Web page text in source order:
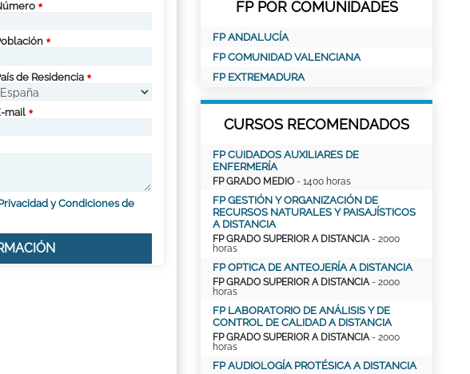
de Residencia
mail
y Condiciones de
FP POR COMUNIDADES
FP ANDALUCÍA
FP COMUNIDAD VALENCIANA
FP EXTREMADURA
CURSOS RECOMENDADOS
FP CUIDADOS AUXILIARES DE
ENFERMERÍA
FP GRADO MEDIO - 1400 horas
FP GESTIÓN Y ORGANIZACIÓN DE
RECURSOS NATURALES Y PAISAJÍSTICOS
A DISTANCIA
FP GRADO SUPERIOR A DISTANCIA- 2000
horas
FP OPTICA DE ANTEOJERÍA A DISTANCIA
FP GRADO SUPERIOR A DISTANCIA- 2000
horas
FP LABORATORIO DE ANÁLISIS Y DE
CONTROL DE CALIDAD A DISTANCIA
FP GRADO SUPERIOR A DISTANCIA- 2000
horas
FP AUDIOLOGÍA PROTÉSICA A DISTANCIA